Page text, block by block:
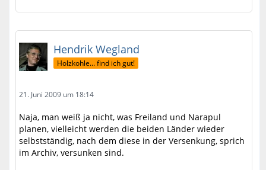
Hendrik Wegland
Holzkohle... find ich gut!
21. Juni 2009 um 18:14
Naja, man weiß ja nicht, was Freiland und Narapul
planen, vielleicht werden die beiden Länder wieder
selbstständig, nach dem diese in der Versenkung, sprich
im Archiv, versunken sind.